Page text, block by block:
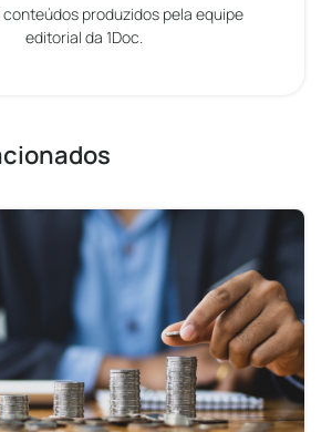
produzidos pela equipe
editorial da 1Doc.